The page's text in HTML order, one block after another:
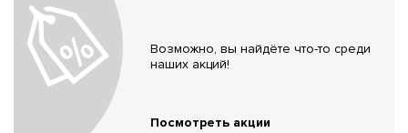
Возможно, вы найдёте что-то среди
наших акций!
Посмотреть акции